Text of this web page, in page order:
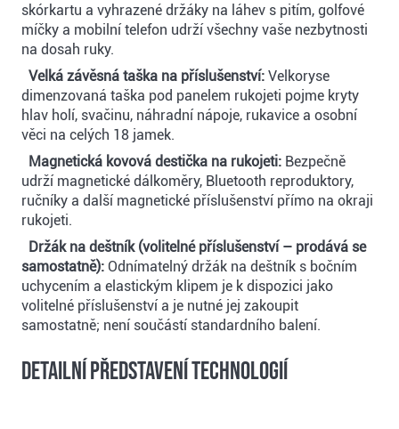
skórkartu a vyhrazené držáky na láhev s pitím, golfové
míčky a mobilní telefon udrží všechny vaše nezbytnosti
na dosah ruky.
Velká závěsná taška na příslušenství: Velkoryse
dimenzovaná taška pod panelem rukojeti pojme kryty
hlav holí, svačinu, náhradní nápoje, rukavice a osobní
věci na celých 18 jamek.
Magnetická kovová destička na rukojeti: Bezpečně
udrží magnetické dálkoměry, Bluetooth reproduktory,
ručníky a další magnetické příslušenství přímo na okraji
rukojeti.
Držák na deštník (volitelné příslušenství – prodává se
samostatně): Odnímatelný držák na deštník s bočním
uchycením a elastickým klipem je k dispozici jako
volitelné příslušenství a je nutné jej zakoupit
samostatně; není součástí standardního balení.
Detailní představení technologií